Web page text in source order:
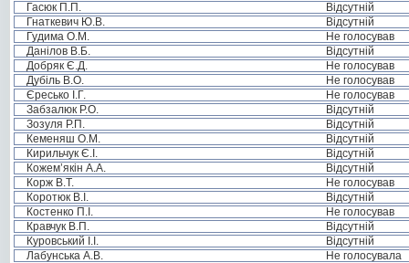
Гасюк П.П.
Відсутній
Гнаткевич Ю.В.
Відсутній
Гудима О.М.
Не голосував
Данілов В.Б.
Відсутній
Добряк Є.Д.
Не голосував
Дубіль В.О.
Не голосував
Єресько І.Г.
Не голосував
Забзалюк Р.О.
Відсутній
Зозуля Р.П.
Відсутній
Кеменяш О.М.
Відсутній
Кирильчук Є.І.
Відсутній
Кожем’якін А.А.
Відсутній
Корж В.Т.
Не голосував
Коротюк В.І.
Відсутній
Костенко П.І.
Не голосував
Кравчук В.П.
Відсутній
Куровський І.І.
Відсутній
Лабунська А.В.
Не голосувала